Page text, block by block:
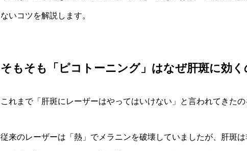
ないコツを解説します。
そもそも「ピコトーニング」はなぜ肝斑に効く
これまで「肝斑にレーザーはやってはいけない」と言われてきた
従来のレーザーは「熱」でメラニンを破壊していましたが、肝斑